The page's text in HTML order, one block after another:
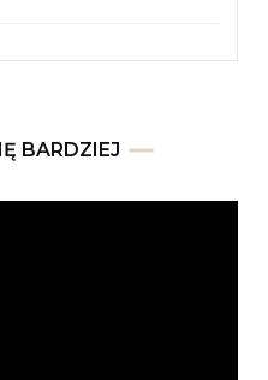
BARDZIEJ